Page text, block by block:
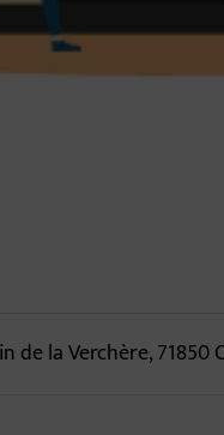
de la Verchère, 71850